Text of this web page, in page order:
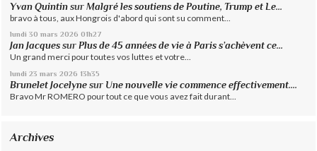
Yvan Quintin surMalgré les soutiens de Poutine, Trump et Le...
bravo à tous, aux Hongrois d'abord qui sont su comment...
lundi 30 mars 2026 01h27
Jan Jacques surPlus de 45 années de vie à Paris s’achèvent ce...
Un grand merci pour toutes vos luttes et votre...
lundi 23 mars 2026 13h35
Brunelet Jocelyne sur Une nouvelle vie commence effectivement....
Bravo Mr ROMERO pour tout ce que vous avez fait durant...
Archives